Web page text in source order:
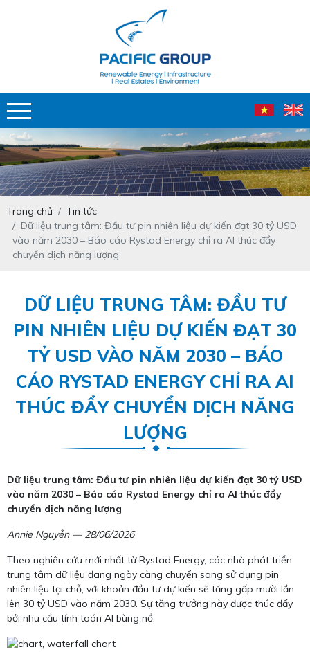
Trang chủ
Tin tức
Dữ liệu trung tâm: Đầu tư pin nhiên liệu dự kiến đạt 30 tỷ USD
vào năm 2030 – Báo cáo Rystad Energy chỉ ra AI thúc đẩy
chuyển dịch năng lượng
DỮ LIỆU TRUNG TÂM: ĐẦU TƯ
PIN NHIÊN LIỆU DỰ KIẾN ĐẠT 30
TỶ USD VÀO NĂM 2030 – BÁO
CÁO RYSTAD ENERGY CHỈ RA AI
THÚC ĐẨY CHUYỂN DỊCH NĂNG
LƯỢNG
Dữ liệu trung tâm: Đầu tư pin nhiên liệu dự kiến đạt 30 tỷ USD
vào năm 2030 – Báo cáo Rystad Energy chỉ ra AI thúc đẩy
chuyển dịch năng lượng
Annie Nguyễn — 28/06/2026
Theo nghiên cứu mới nhất từ Rystad Energy, các nhà phát triển
trung tâm dữ liệu đang ngày càng chuyển sang sử dụng pin
nhiên liệu tại chỗ, với khoản đầu tư dự kiến sẽ tăng gấp mười lần
lên 30 tỷ USD vào năm 2030. Sự tăng trưởng này được thúc đẩy
bởi nhu cầu tính toán AI bùng nổ.